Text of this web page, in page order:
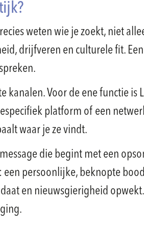
weten wie je zoekt, niet
drijfveren en culturele fit.
kanalen. Voor de ene functie is
platform of een
waar je ze vindt.
die begint met een
persoonlijke, beknopte
en nieuwsgierigheid